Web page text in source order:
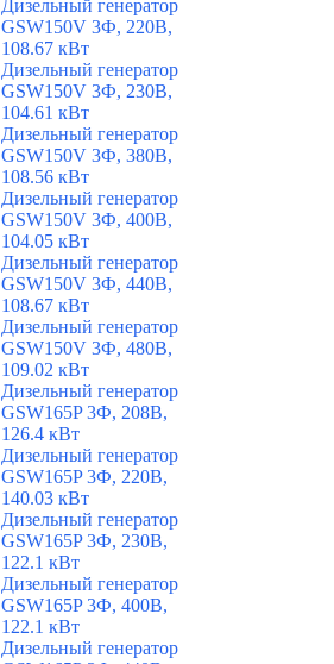
Дизельный генератор
GSW150V 3Ф, 220В,
108.67 кВт
Дизельный генератор
GSW150V 3Ф, 230В,
104.61 кВт
Дизельный генератор
GSW150V 3Ф, 380В,
108.56 кВт
Дизельный генератор
GSW150V 3Ф, 400В,
104.05 кВт
Дизельный генератор
GSW150V 3Ф, 440В,
108.67 кВт
Дизельный генератор
GSW150V 3Ф, 480В,
109.02 кВт
Дизельный генератор
GSW165P 3Ф, 208В,
126.4 кВт
Дизельный генератор
GSW165P 3Ф, 220В,
140.03 кВт
Дизельный генератор
GSW165P 3Ф, 230В,
122.1 кВт
Дизельный генератор
GSW165P 3Ф, 400В,
122.1 кВт
Дизельный генератор